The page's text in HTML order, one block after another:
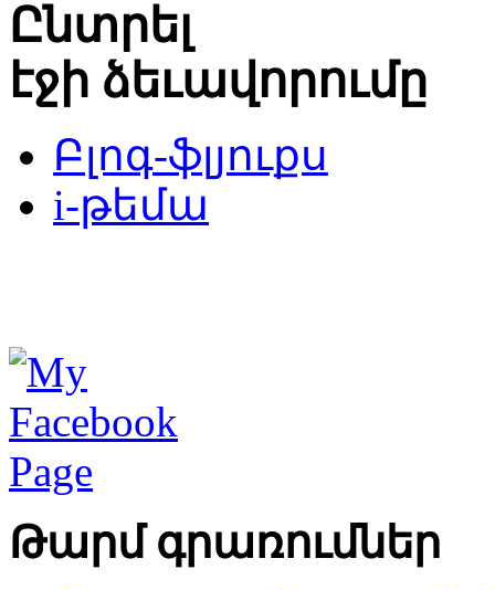
Ընտրել
էջի ձեւավորումը
Բլոգ-ֆլյուքս
i-թեմա
Թարմ գրառումներ